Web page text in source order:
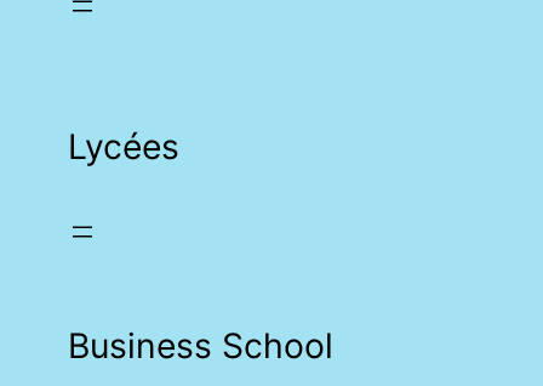
Lycées
Business School